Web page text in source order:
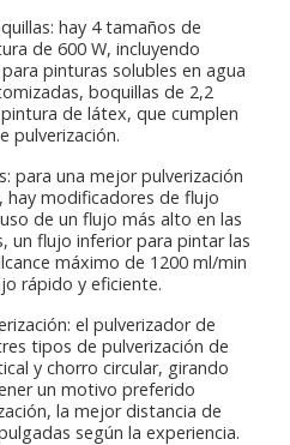
hay 4 tamaños de
de 600 W, incluyendo
pinturas solubles en agua
boquillas de 2,2
de látex, que cumplen
pulverización.
para una mejor pulverización
hay modificadores de flujo
de un flujo más alto en las
un flujo inferior para pintar las
máximo de 1200 ml/min
rápido y eficiente.
el pulverizador de
tipos de pulverización de
y chorro circular, girando
un motivo preferido
la mejor distancia de
según la experiencia.